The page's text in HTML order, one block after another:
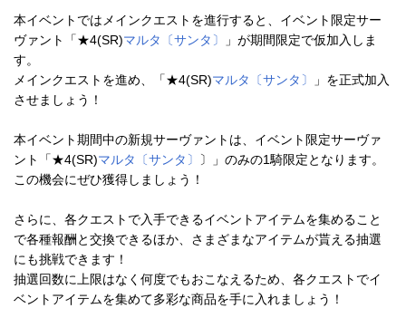
本イベントではメインクエストを進行すると、イベント限定サー
ヴァント「★4(SR)マルタ〔サンタ〕
」が期間限定で仮加入しま
す。
メインクエストを進め、「★4(SR)マルタ〔サンタ〕
」を正式加入
させましょう！
本イベント期間中の新規サーヴァントは、イベント限定サーヴァ
ント「★4(SR)マルタ〔サンタ〕
〕」のみの1騎限定となります。
この機会にぜひ獲得しましょう！
さらに、各クエストで入手できるイベントアイテムを集めること
で各種報酬と交換できるほか、さまざまなアイテムが貰える抽選
にも挑戦できます！
抽選回数に上限はなく何度でもおこなえるため、各クエストでイ
ベントアイテムを集めて多彩な商品を手に入れましょう！